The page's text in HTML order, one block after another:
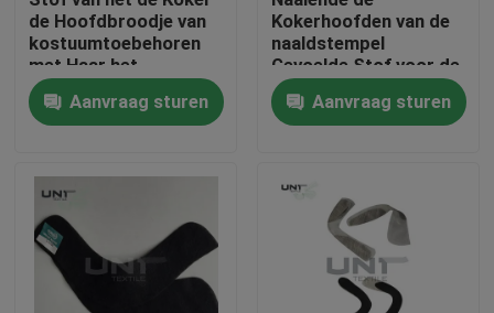
Producten
Over ons
de Hoofdbroodje van
kostuumtoebehoren
met Haar het
Interlining
Aanvraag sturen
Kokerhoofden van de
naaldstempel
Gevoelde Stof voor de
Zwarte Kleur van de
Damesslijtage
Aanvraag sturen